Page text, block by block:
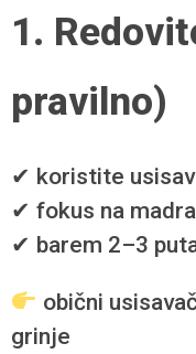
1.
pravilno)
✔ koristite
✔ fokus na
✔ barem 2–3
obični
grinje